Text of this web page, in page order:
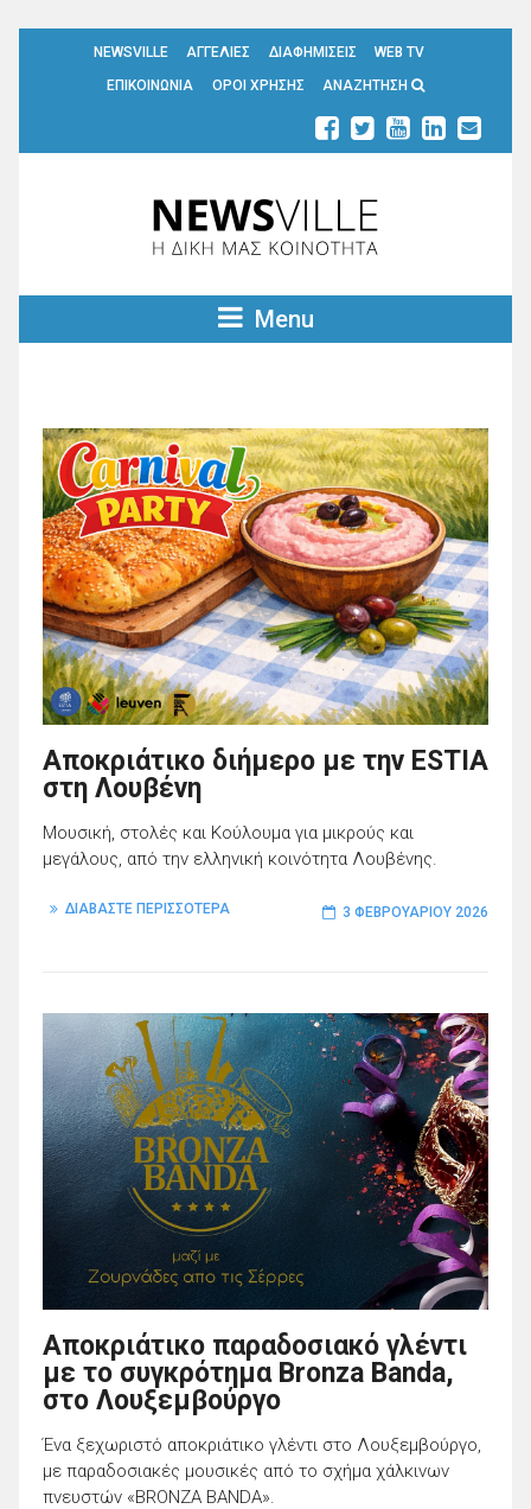
NEWSVILLE ΑΓΓΕΛΙΕΣ ΔΙΑΦΗΜΙΣΕΙΣ
WEB TV
ΕΠΙΚΟΙΝΩΝΙΑ
ΟΡΟΙ ΧΡΗΣΗΣ ΑΝΑΖΗΤΗΣΗ
Menu
Αποκριάτικο διήμερο με την ESTIA
στη Λουβένη
Μουσική, στολές και Κούλουμα για μικρούς και
μεγάλους, από την ελληνική κοινότητα Λουβένης.
ΔΙΑΒΑΣΤΕ ΠΕΡΙΣΣΟΤΕΡΑ 3 ΦΕΒΡΟΥΑΡΊΟΥ 2026
Αποκριάτικο παραδοσιακό γλέντι
με το συγκρότημα Bronza Banda,
στο Λουξεμβούργο
Ένα ξεχωριστό αποκριάτικο γλέντι στο Λουξεμβούργο,
με παραδοσιακές μουσικές από το σχήμα χάλκινων
πνευστών «BRONZA BANDA».